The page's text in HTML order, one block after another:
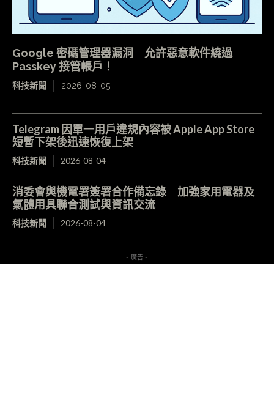
Google 密碼管理器漏洞 允許惡意軟件繞過
Passkey 接管帳戶！
科技新聞 2026-08-05
Telegram 因單一用戶違規內容被 Apple App Store
短暫下架後迅速恢復上架
科技新聞 2026-08-04
消委會與機電署簽署合作備忘錄 加強家用電器及
氣體用具聯合測試與資訊交流
科技新聞 2026-08-04
- 廣告 -